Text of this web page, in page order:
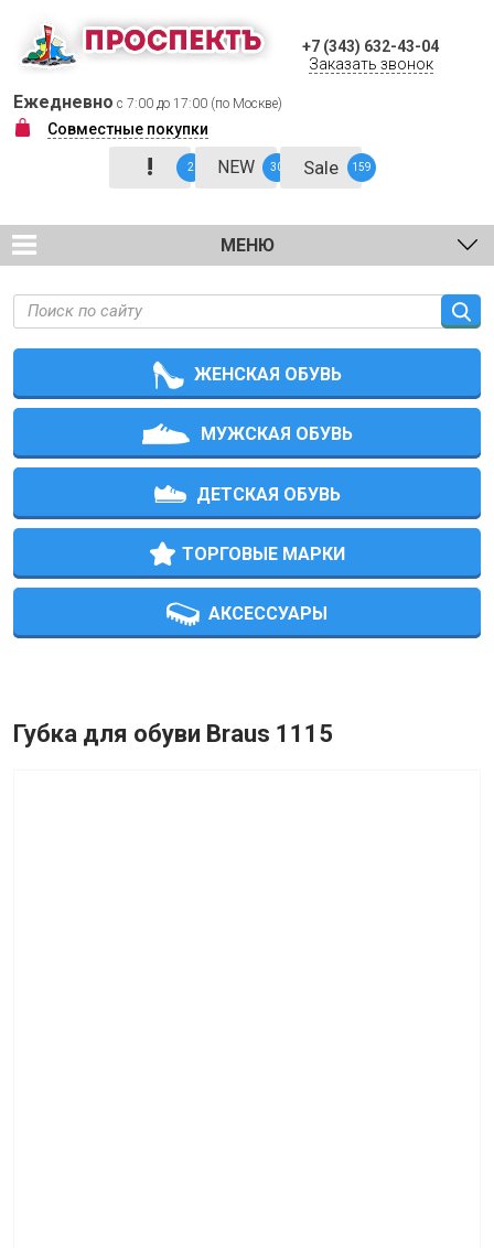
+7 (343) 632-43-04
Заказать звонок
Ежедневно с 7:00 до 17:00 (по Москве)
Совместные покупки
! 2 NEW 30 Sale 159
МЕНЮ
ЖЕНСКАЯ ОБУВЬ
МУЖСКАЯ ОБУВЬ
ДЕТСКАЯ ОБУВЬ
ТОРГОВЫЕ МАРКИ
АКСЕССУАРЫ
Губка для обуви Braus 1115